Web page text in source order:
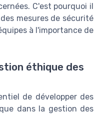
C'est pourquoi il
mesures de sécurité
à l'importance de
éthique des
de développer des
dans la gestion des